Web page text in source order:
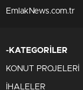
EmlakNews.com.tr
-KATEGORİLER
KONUT PROJELERİ
İHALELER